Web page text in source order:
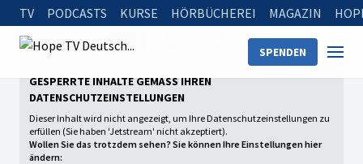
TV PODCASTS KURSE HÖRBÜCHEREI MAGAZIN
SPENDEN
Startseite Reiche Ernte
GESPERRTE INHALTE GEMÄSS IHREN D
ATENSCHUTZEINSTELLUNGEN
Dieser Inhalt wird nicht angezeigt, um Ihre Datenschutzeinstellungen zu
erfüllen (Sie haben 'Jetstream' nicht akzeptiert).
Wollen Sie das trotzdem sehen? Sie können Ihre Einstellungen hier
ändern: